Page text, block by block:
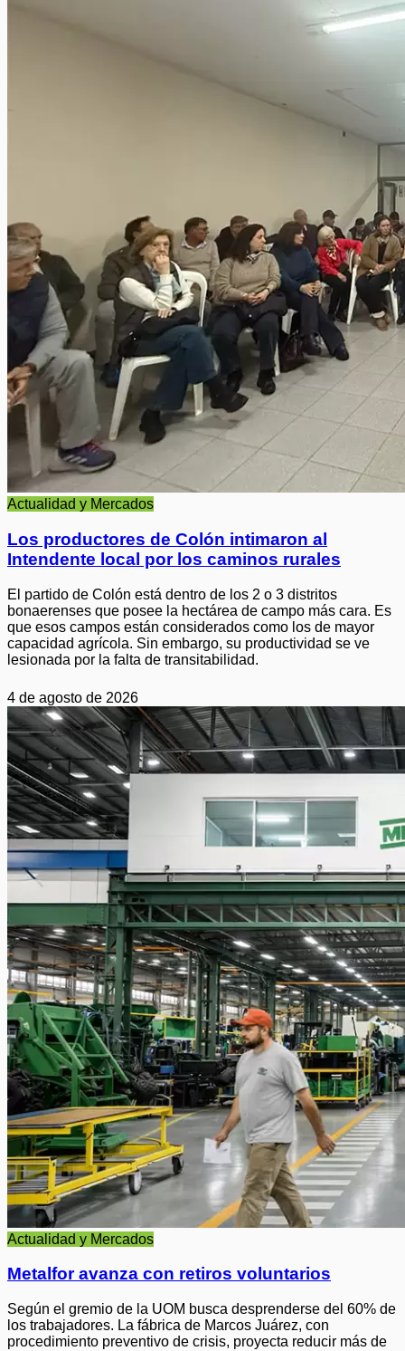
Actualidad y Mercados
Los productores de Colón intimaron al
Intendente local por los caminos rurales
El partido de Colón está dentro de los 2 o 3 distritos
bonaerenses que posee la hectárea de campo más cara. Es
que esos campos están considerados como los de mayor
capacidad agrícola. Sin embargo, su productividad se ve
lesionada por la falta de transitabilidad.
4 de agosto de 2026
Actualidad y Mercados
Metalfor avanza con retiros voluntarios
Según el gremio de la UOM busca desprenderse del 60% de
los trabajadores. La fábrica de Marcos Juárez, con
procedimiento preventivo de crisis, proyecta reducir más de